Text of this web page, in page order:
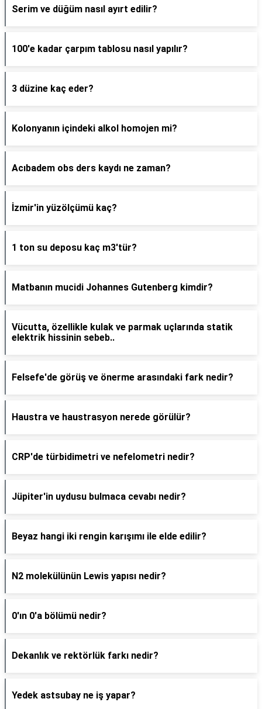
Serim ve düğüm nasıl ayırt edilir?
100'e kadar çarpım tablosu nasıl yapılır?
3 düzine kaç eder?
Kolonyanın içindeki alkol homojen mi?
Acıbadem obs ders kaydı ne zaman?
İzmir'in yüzölçümü kaç?
1 ton su deposu kaç m3'tür?
Matbanın mucidi Johannes Gutenberg kimdir?
Vücutta, özellikle kulak ve parmak uçlarında statik
elektrik hissinin sebeb..
Felsefe'de görüş ve önerme arasındaki fark nedir?
Haustra ve haustrasyon nerede görülür?
CRP'de türbidimetri ve nefelometri nedir?
Jüpiter'in uydusu bulmaca cevabı nedir?
Beyaz hangi iki rengin karışımı ile elde edilir?
N2 molekülünün Lewis yapısı nedir?
0'ın 0'a bölümü nedir?
Dekanlık ve rektörlük farkı nedir?
Yedek astsubay ne iş yapar?